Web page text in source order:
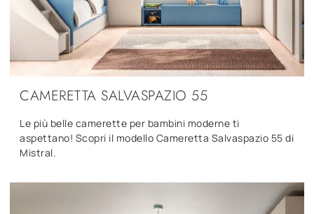
CAMERETTA SALVASPAZIO 55
Le più belle camerette per bambini moderne ti
aspettano! Scopri il modello Cameretta Salvaspazio 55 di
Mistral.